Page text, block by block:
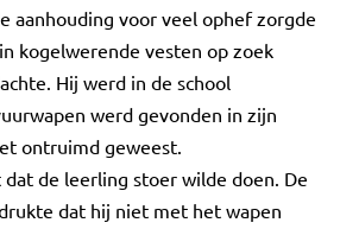
aanhouding voor veel ophef zorgde
kogelwerende vesten op zoek
Hij werd in de school
werd gevonden in zijn
ontruimd geweest.
de leerling stoer wilde doen. De
dat hij niet met het wapen